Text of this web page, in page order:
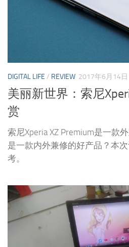
DIGITAL LIFE / REVIEW 2017年6月14日
美丽新世界：索尼
赏
索尼Xperia XZ Premium是一款
是一款内外兼修的好产品？本
考。